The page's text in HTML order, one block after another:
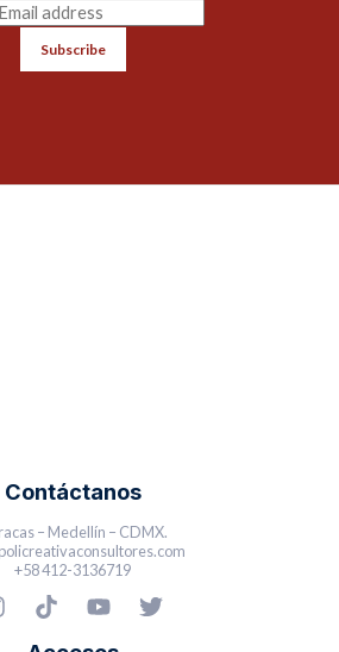
Subscribe
Contáctanos
– Medellín – CDMX.
+58 412-3136719